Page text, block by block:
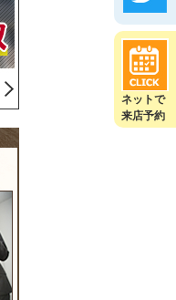
ネットで
来店予約